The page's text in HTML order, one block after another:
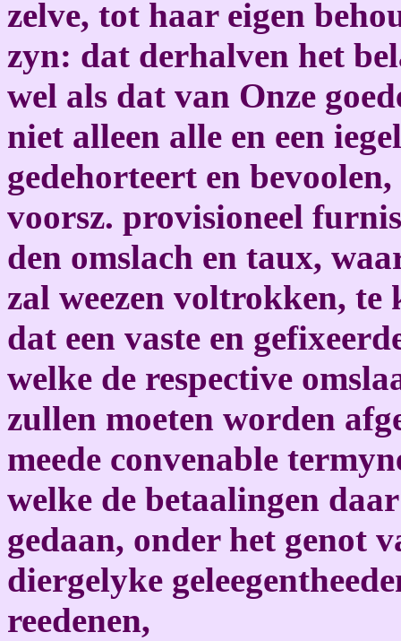
zelve, tot haar eigen
zyn: dat derhalven het
wel als dat van Onze
niet alleen alle en een
gedehorteert en
voorsz. provisioneel
den omslach en taux,
zal weezen voltrokken,
dat een vaste en
welke de respective
zullen moeten worden
meede convenable
welke de betaalingen
gedaan, onder het genot
diergelyke
reedenen,